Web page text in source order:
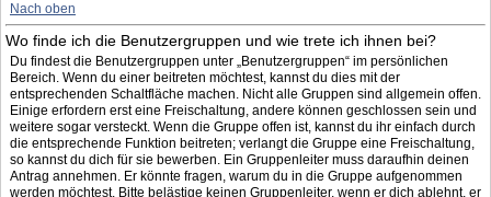
Nach oben
Wo finde ich die Benutzergruppen und wie trete ich ihnen bei?
Du findest die Benutzergruppen unter „Benutzergruppen“ im persönlichen
Bereich. Wenn du einer beitreten möchtest, kannst du dies mit der
entsprechenden Schaltfläche machen. Nicht alle Gruppen sind allgemein offen.
Einige erfordern erst eine Freischaltung, andere können geschlossen sein und
weitere sogar versteckt. Wenn die Gruppe offen ist, kannst du ihr einfach durch
die entsprechende Funktion beitreten; verlangt die Gruppe eine Freischaltung,
so kannst du dich für sie bewerben. Ein Gruppenleiter muss daraufhin deinen
Antrag annehmen. Er könnte fragen, warum du in die Gruppe aufgenommen
werden möchtest. Bitte belästige keinen Gruppenleiter, wenn er dich ablehnt, er